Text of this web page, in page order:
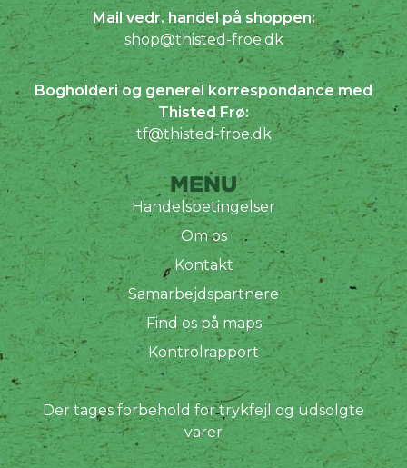
Mail vedr. handel på shoppen:
shop@thisted-froe.dk
Bogholderi og generel korrespondance med
Thisted Frø:
tf@thisted-froe.dk
MENU
Handelsbetingelser
Om os
Kontakt
Samarbejdspartnere
Find os på maps
Kontrolrapport
Der tages forbehold for trykfejl og udsolgte
varer